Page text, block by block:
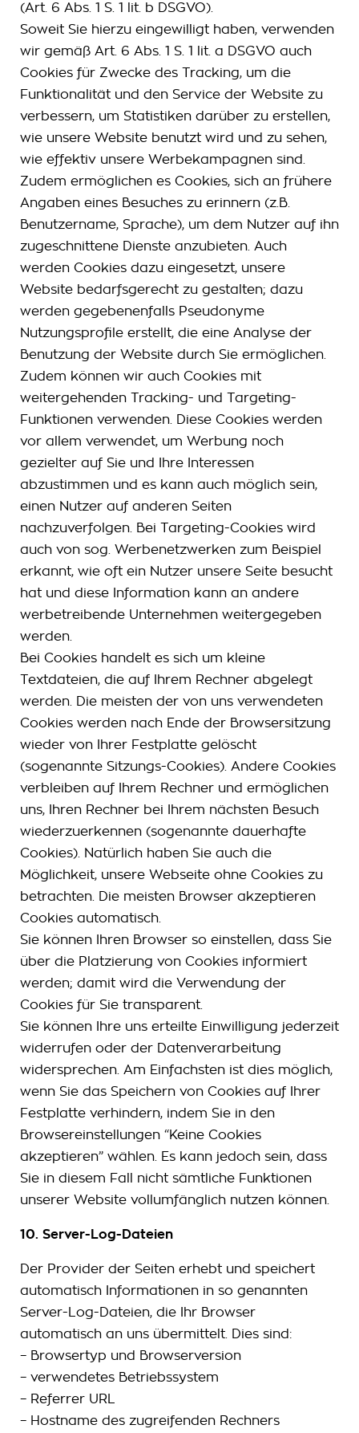
(Art. 6 Abs. 1 S. 1 lit. b DSGVO).
Soweit Sie hierzu eingewilligt haben, verwenden
wir gemäß Art. 6 Abs. 1 S. 1 lit. a DSGVO auch
Cookies für Zwecke des Tracking, um die
Funktionalität und den Service der Website zu
verbessern, um Statistiken darüber zu erstellen,
wie unsere Website benutzt wird und zu sehen,
wie effektiv unsere Werbekampagnen sind.
Zudem ermöglichen es Cookies, sich an frühere
Angaben eines Besuches zu erinnern (z.B.
Benutzername, Sprache), um dem Nutzer auf ihn
zugeschnittene Dienste anzubieten. Auch
werden Cookies dazu eingesetzt, unsere
Website bedarfsgerecht zu gestalten; dazu
werden gegebenenfalls Pseudonyme
Nutzungsprofile erstellt, die eine Analyse der
Benutzung der Website durch Sie ermöglichen.
Zudem können wir auch Cookies mit
weitergehenden Tracking- und Targeting-
Funktionen verwenden. Diese Cookies werden
vor allem verwendet, um Werbung noch
gezielter auf Sie und Ihre Interessen
abzustimmen und es kann auch möglich sein,
einen Nutzer auf anderen Seiten
nachzuverfolgen. Bei Targeting-Cookies wird
auch von sog. Werbenetzwerken zum Beispiel
erkannt, wie oft ein Nutzer unsere Seite besucht
hat und diese Information kann an andere
werbetreibende Unternehmen weitergegeben
werden.
Bei Cookies handelt es sich um kleine
Textdateien, die auf Ihrem Rechner abgelegt
werden. Die meisten der von uns verwendeten
Cookies werden nach Ende der Browsersitzung
wieder von Ihrer Festplatte gelöscht
(sogenannte Sitzungs-Cookies). Andere Cookies
verbleiben auf Ihrem Rechner und ermöglichen
uns, Ihren Rechner bei Ihrem nächsten Besuch
wiederzuerkennen (sogenannte dauerhafte
Cookies). Natürlich haben Sie auch die
Möglichkeit, unsere Webseite ohne Cookies zu
betrachten. Die meisten Browser akzeptieren
Cookies automatisch.
Sie können Ihren Browser so einstellen, dass Sie
über die Platzierung von Cookies informiert
werden; damit wird die Verwendung der
Cookies für Sie transparent.
Sie können Ihre uns erteilte Einwilligung jederzeit
widerrufen oder der Datenverarbeitung
widersprechen. Am Einfachsten ist dies möglich,
wenn Sie das Speichern von Cookies auf Ihrer
Festplatte verhindern, indem Sie in den
Browsereinstellungen “Keine Cookies
akzeptieren” wählen. Es kann jedoch sein, dass
Sie in diesem Fall nicht sämtliche Funktionen
unserer Website vollumfänglich nutzen können.
10. Server-Log-Dateien
Der Provider der Seiten erhebt und speichert
automatisch Informationen in so genannten
Server-Log-Dateien, die Ihr Browser
automatisch an uns übermittelt. Dies sind:
– Browsertyp und Browserversion
– verwendetes Betriebssystem
– Referrer URL
– Hostname des zugreifenden Rechners